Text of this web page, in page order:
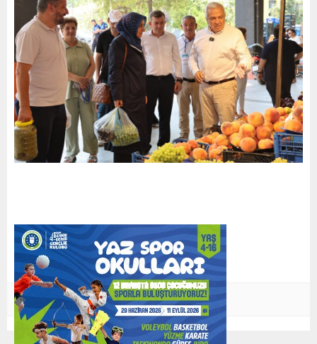
Başkan Şadi Özdemir,Nilüfer